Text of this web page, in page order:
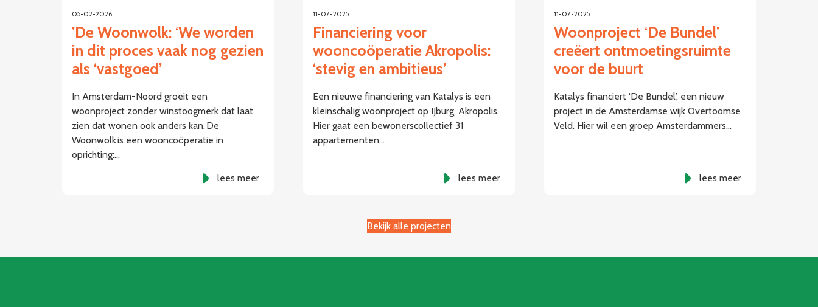
05-02-2026
’De Woonwolk: ‘We worden
in dit proces vaak nog gezien
als ‘vastgoed’
In Amsterdam-Noord groeit een
woonproject zonder winstoogmerk dat laat
zien dat wonen ook anders kan. De
Woonwolk is een wooncoöperatie in
oprichting:…
lees meer
11-07-2025
Financiering voor
wooncoöperatie Akropolis:
‘stevig en ambitieus’
Een nieuwe financiering van Katalys is een
kleinschalig woonproject op IJburg, Akropolis.
Hier gaat een bewonerscollectief 31
appartementen…
lees meer
11-07-2025
Woonproject ‘De Bundel’
creëert ontmoetingsruimte
voor de buurt
Katalys financiert ‘De Bundel’, een nieuw
project in de Amsterdamse wijk Overtoomse
Veld. Hier wil een groep Amsterdammers…
lees meer
Bekijk alle projecten